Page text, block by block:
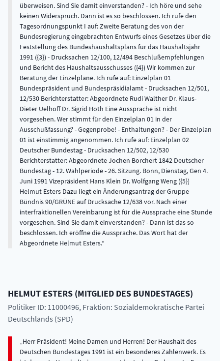
überweisen. Sind Sie damit einverstanden? - Ich höre und sehe
keinen Widerspruch. Dann ist es so beschlossen. Ich rufe den
Tagesordnungspunkt I auf: Zweite Beratung des von der
Bundesregierung eingebrachten Entwurfs eines Gesetzes über die
Feststellung des Bundeshaushaltsplans für das Haushaltsjahr
1991 ({3}) - Drucksachen 12/100, 12/494 Beschlußempfehlungen
und Bericht des Haushaltsausschusses ({4}) Wir kommen zur
Beratung der Einzelpläne. Ich rufe auf: Einzelplan 01
Bundespräsident und Bundespräsidialamt - Drucksachen 12/501,
12/530 Berichterstatter: Abgeordnete Rudi Walther Dr. Klaus-
Dieter Uelhoff Dr. Sigrid Hoth Eine Aussprache ist nicht
vorgesehen. Wer stimmt für den Einzelplan 01 in der
Ausschußfassung? - Gegenprobe! - Enthaltungen? - Der Einzelplan
01 ist einstimmig angenommen. Ich rufe auf: Einzelplan 02
Deutscher Bundestag - Drucksachen 12/502, 12/530
Berichterstatter: Abgeordnete Jochen Borchert 1842 Deutscher
Bundestag - 12. Wahlperiode - 26. Sitzung. Bonn, Dienstag, Gen 4.
Juni 1991 Vizepräsident Hans Klein Dr. Wolfgang Weng ({5})
Helmut Esters Dazu liegt ein Änderungsantrag der Gruppe
Bündnis 90/GRÜNE auf Drucksache 12/638 vor. Nach einer
interfraktionellen Vereinbarung ist für die Aussprache eine Stunde
vorgesehen. Sind Sie damit einverstanden? - Dann ist das so
beschlossen. Ich eröffne die Aussprache. Das Wort hat der
Abgeordnete Helmut Esters.
HELMUT ESTERS (MITGLIED DES BUNDESTAGES)
Politiker ID: 11000496, Fraktion: Sozialdemokratische Partei
Deutschlands (SPD)
Herr Präsident! Meine Damen und Herren! Der Haushalt des Deutschen Bundestages 1991 ist ein besonderes Zahlenwerk. Es ist der erste Haushalt eines gesamtdeutschen Parlaments. Er spiegelt vor allem die im Zuge des Vereinigungsprozesses bereits getroffenen Entscheidungen wider und hält Optionen für die vor uns liegenden Entscheidungen offen. Zu den meines Erachtens endgültigen Entscheidungen gehört es, daß der repräsentative Charakter der Volksvertretung des geeinten Deutschlands nicht durch Neueinteilung und Vergrößerung der Wahlkreise, sondern durch Vermehrung der Wahlkreise in den neuen Bundesländern und damit durch Erhöhung der Anzahl der Abgeordneten bewahrt wurde. Die anfänglichen Diskussionen um die Beibehaltung dieser Entscheidung sind verebbt. Sie ist langfristig richtig. Zum einen gibt es ohnehin schon 54 sehr große Flächenwahlkreise zwischen 2 000 und 4 000 km2, in denen die Betreuung der Wähler hohe Belastungen für die Abgeordneten mit sich bringt; zum anderen zeigt der Ruf nach plebiszitären Elementen und unmittelbarer politischer Teilhabe, daß das repräsentative Prinzip nur Bestand haben kann, wenn der unmittelbare Kontakt zwischen Bürgern und Abgeordneten im Wahlkreis gewährleistet ist. ({0}) Mir ist wichtig, diese verfassungspolitischen Hintergründe hervorzuheben; denn die Steigerungsrate des Bundestagshaushalts 1991 im Vergleich zu den Vorjahren beruht maßgeblich auf der Vergrößerung der Abgeordnetenzahl und ihrer Auswirkungen auf Entschädigung, Kostenpauschale, Mitarbeiterpauschale sowie auf der Schaffung hinreichender Arbeitsverhältnisse in Bonn und - in einem freilich noch viel zu sehr beschränkten Maße - in Berlin. Die Arbeitsbedingungen für die Abgeordneten im gesamtdeutschen Parlament sind bislang entgegen dem Verfassungsgebot ungleich. ({1}) Die Kolleginnen und Kollegen aus den neuen Bundesländern haben sich nicht nur auf die hochdifferenzierten Regelungen, Tatbestände und Entscheidungswege eines anderen Rechts- und Wirtschaftslebens einzustellen; sie haben zugleich in den Auseinandersetzungen mit den Wählern die Last der gegenwärtigen Umstellungskrise zu tragen und zu verarbeiten. Überdies leiden sie an technischen Arbeitserschwernissen, die in den Verkehrs- und Kommunikationsproblemen der neuen Bundesländer liegen. Im Haushalt sind Vorkehrungen getroffen, damit die Amtsausstattung, namentlich im IuK-Bereich, für alle Abgeordneten bis zum Jahresende erfolgen kann. Auch die Wahlkreisbüros werden bis dahin sämtlich mit PCs und Telefaxgeräten ausgestattet sein. Der Haushaltsausschuß und der Postausschuß haben die Deutsche Bundespost Telekom aufgefordert, alles daranzusetzen, den Kolleginnen und Kollegen aus den neuen Bundesländern mit Vorrang funktionierende Telefon- und Telefaxanschlüsse bereitzustellen. ({2}) Gewisse Begriffsstutzigkeiten beim Telekom-Management scheinen überwunden. ({3}) - Die Operettenweisheit, Herr Kollege Walther, daß es bei der Post nicht so schnell geht, kann trotz Privatisierung weiter im Refrain gesungen werden. ({4}) Durch Entscheidungen des Ältestenrates und des Haushaltsausschusses, die im dritten Nachtrag 1990 ihren ersten Niederschlag gefunden haben und sich nun ausgabewirksam fortsetzen, ist es durch eine Vielzahl von Anmietungen gelungen, das vergrößerte Parlament in Bonn räumlich unterzubringen. Entgegen den Komforthalluzinationen eines Teils der Presse ist die Bürounterbringung für den einzelnen Abgeordneten mit seinen Mitarbeitern in durchschnittlich anderthalb Räumen bescheiden und entspricht den Normen eines mittleren Katasteramtes. ({5}) Abgeordnete, Fraktionen und Bundestagsverwaltung sind mittlerweile in annähernd 100 Liegenschaften zerstreut, für die die unterschiedlichsten Mietverträge und Mietzinsen - zwischen 19 DM und 39 DM - gelten. Die Mietkosten für die Gebäude des Deutschen Bundestages belaufen sich in diesem Jahr auf 21 Millionen DM. Im Vergleich zur Unterbringung des Deutschen Bundestages muß Wallensteins Lager als ein rationell und ästhetisch geordnetes Gebilde angesehen werden. ({6}) Der Deutsche Bundestag in Bonn kann sich rühmen, im Zeichen seines beleibten Adlers alle Baustile in sich zu vereinen: ein neoromanisches Industriedenkmal mit dem Wasserwerk, Gründerzeit-Villen, ein Bauhausdenkmalfragment in Gestalt des Altbaus der Pädagogischen Akademie, Einfamilienhäuser im Stil der 50er Jahre an der Görresstraße, ein später Eiermann der 60er Jahre - der Lange Eugen -, ({7}) Fließbandarchitektur im Tulpenfeld und im Bonn-Center sowie - zu Lasten des Einzelplans des Bauministers - Perlen anspruchsvollster Architektur in unterschiedlichen Seinszuständen: einerseits den zur Vollendung im Herbst 1992 reifenden PlenarsaalneuHelmut Esters bau von Professor Behnisch und andererseits die derzeit tiefe Grube der Schürmann-Bauten. ({8}) Selbst die Behelfsbautengeschichte der Bundesrepublik Deutschland kann in Bonn von den Anfängen in Gestalt des Hauses V an der Görresstraße bis zu den ausgeklügelten OFRA-Bauten am Neuen Hochhaus und in der Heussallee 30 studiert werden. Das Provisorium Bonn widersetzt sich der Vollendung. Wie sollte es auch anders sein, ist doch das Original des Bundestagsadlers selbst nur der gipsene Entwurf eines eigentlich massiv gedachten Adlers! ({9}) Daß angesichts dieser Verhältnisse die Arbeit der Abgeordneten, der Fraktionen und auch der Bundestagsverwaltung wirklich schwierig ist, liegt auf der Hand. Ich darf für die Kollegen und Kolleginnen, die nicht dem Bundestagspräsidium, dem Ältestenrat, dem Bauinformations- und -beratungsgremium der Präsidentin, lieber Peter Conradi, oder dem Haushaltsausschuß angehören, die Beschlußlage für die Arbeitsfähigkeit des Deutschen Bundestages in Bonn und Berlin zusammenfassen, wie sie sich im Haushalt 1991 des Deutschen Bundestages und des Bauministers widerspiegelt. Der Neubau des Plenarsaals mit Gesamtkosten von rund 260 Millionen DM wird im Herbst 1992 - ebenso der Präsidentenanbau - fertiggestellt. Änderungswünsche können, so sie kostenträchtig sind, nicht mehr berücksichtigt werden. Die Sanierung des Altbaus Pädagogische Akademie mit Kosten von 23 Millionen DM wird zum Jahreswechsel 1991/92 abgeschlossen sein. Die Verteilungskämpfe um die Räume sind bereits im vollen Gang, Herr Kollege Weng. Für die Erweiterungsbauten an der Kurt-Schumacher-Straße - Schürmann-Bauten - gilt vorerst, daß Erdgeschoß und Magazinflächen fertiggestellt werden. Das Bauministerium ist ermächtigt, die Ausschreibung der Hochbauten europaweit anzukündigen. Ob die Hochbauten - die aktuellen Kosten belaufen sich auf 640 Millionen DM - tatsächlich ausgeschrieben werden, ist nach der Sommerpause im Lichte weiterer Erkenntnisse zu entscheiden. Aus meiner Sicht sollten sie unbedingt fertiggestellt werden. ({10}) Die Bundeshauptstadt Berlin ist - aus jetziger Sicht - neben Bonn Tagungsort des Deutschen Bundestages. Nachdem das Reichstagsgebäude aus Mitteln des 3. Nachtragshaushalts im Rahmen der Möglichkeiten für Plenarsitzungen, Fraktionssitzungen, Sitzungen einer begrenzten Zahl von Gremien sowie mit Büros für Präsidenten und Fraktionsmanagement hergerichtet worden ist, sieht der Haushalt 1991 in Übereinstimmung mit den Ältestenratsbeschlüssen nunmehr zur dringenden Verbesserung der Arbeitsmöglichkeiten in Berlin auf Grund von Vorschlägen und mit Mitteln des Bauministeriums vor, daß die ehemaligen Ministerien für Volksbildung und Außenhandel Unter den Linden in Fußnähe zum Reichstagsgebäude bis Ende 1992 mit geschätzten Gesamtkosten von 38 Millionen DM für Bürozwecke des Deutschen Bundestages - es handelt sich um rund 750 Büros - hergerichtet werden. Der Ältestenrat will das Gelände im Spreebogen für Zwecke des Deutschen Bundestages sichern. Der Haushaltsausschuß hat deshalb den Bundesfinanzminister und den Berliner Senat gebeten, geeignete städtebauliche Vorkehrungen zu treffen. Alle diese Maßnahmen in Bonn und Berlin präjudizieren nicht die Entscheidung über den Parlaments- und Regierungssitz. Folgerungen aus dieser Entscheidung, falls sie getroffen wird, sind erst im Herbst bei den parlamentarischen Beratungen des Haushalts 1992 zu ziehen. Im übrigen sollten Kostengesichtspunkte bei der Entscheidung nicht ausschlaggebend sein, weil es keine verbindlichen Annahmen für darauf aufbauende Berechnungen gibt und weil sich solche Berechnungen nach meinen langjährigen Erfahrungen mit Bonner Planungs- und Bauprojekten bereits nach kurzer Zeit als Makulatur erweisen. ({11}) Wie immer die Entscheidung ausfällt: Sie wird die vorhandene schwierige Finanzlage des Bundes nicht qualitativ verschärfen, und sie wird erst recht nicht Anlaß für Steuererhöhungen sein, wie dies von übereifriger Seite behauptet wird, Frau Kollegin Matthäus-Maier. ({12}) Den Vorschlag allerdings, Parlaments- und Regierungssitz zu trennen, kann ich nur als grandioses Mißverständnis des parlamentarischen Regierungssystems bezeichnen. ({13}) Wenn sich der Reichstag vor einem Jahrhundert dem Ansinnen Bismarcks widersetzte, fern von Berlin und der Regierung tagen zu sollen, so wird der Deutsche Bundestag nicht jetzt in einem - verzeihen Sie - Treppenwitz der Geschichte eine derartige Machteinbuße durch sich selbst vollziehen wollen. ({14}) Bei aller Beachtung von im Gespräch befindlichen Konsenslösungen muß man wissen, daß Trennungen, welcher Art auch immer, politisch unklar bleiben und finanziell am teuersten sind. ({15}) Die Beratung des Bundestagshaushalts 1991 darf neuralgische Themen allerdings nicht aussparen. Wie viele Kolleginnen und Kollegen bin ich ratlos, wie es gelingen soll, der Bevölkerung eine vorurteilsfreie Bewertung der Leistungen nahezubringen, die die Ab1844 geordneten erhalten. Nicht nur die Sensationspresse neigt in dieser Frage dazu, Ressentiments zu verstärken und auf diese Weise eine billige Zustimmung zu erfahren. Die Situation ist absolut widersprüchlich. Auf der einen Seite stößt das Parlament, wie Besucherzahlen, Briefe, Petitionen zeigen, auf enormes Interesse und Vertrauen. Auf der anderen Seite werden die materiellen Vorau